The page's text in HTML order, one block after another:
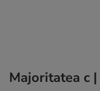
Majoritatea c |